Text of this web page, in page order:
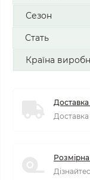
Сезон
Стать
Країна
Доставка
Доставка
Розмірна